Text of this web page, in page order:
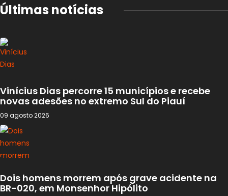
Últimas notícias
Vinícius Dias percorre 15 municípios e recebe
novas adesões no extremo Sul do Piauí
09 agosto 2026
Dois homens morrem após grave acidente na
BR-020, em Monsenhor Hipólito